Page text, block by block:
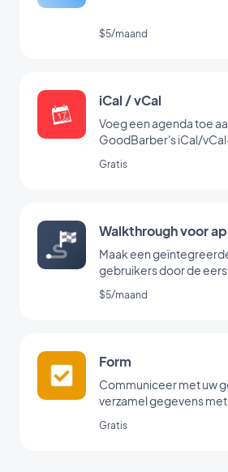
$5/maand
iCal / vCal
Voeg een agenda toe
GoodBarber's iCal/
Gratis
Walkthrough voor
Maak een
gebruikers door de
uw app
$5/maand
Form
Communiceer met uw
verzamel gegevens
Gratis